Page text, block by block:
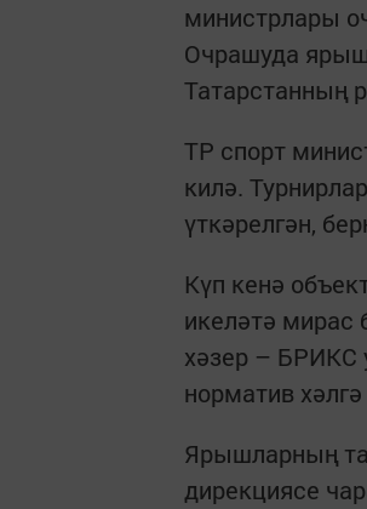
министрлары
Очрашуда
Татарстанның
ТР спорт
килә.
үткәрелгән,
Күп кенә
икеләтә мирас
хәзер – БРИКС
норматив
Ярышларның
дирекциясе